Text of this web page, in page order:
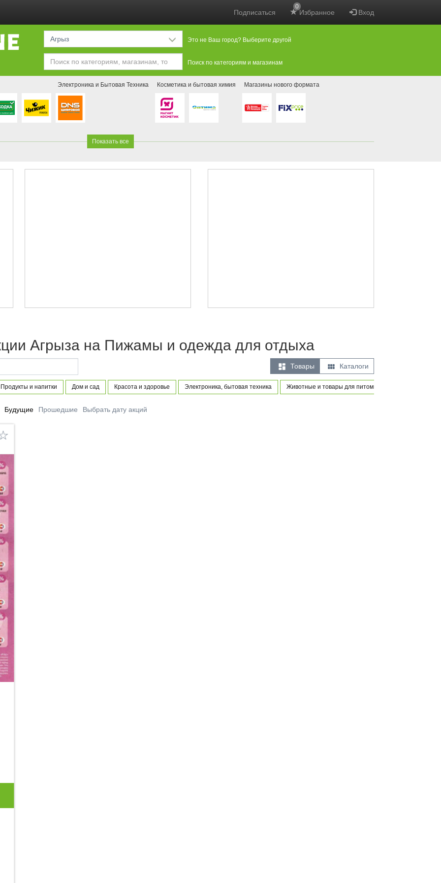
Подписаться Избранное
0
Вход
Агрыз Это не Ваш город? Выберите другой
Поиск по категориям и магазинам
Электроника и Бытовая Техника Косметика и бытовая химия Магазины нового формата
Показать все
Агрыза на Пижамы и одежда для отдыха
 Товары  Каталоги
Продукты и напитки Дом и сад Красота и здоровье Электроника, бытовая техника Животные и товары для питомцев
Будущие Прошедшие Выбрать дату акций